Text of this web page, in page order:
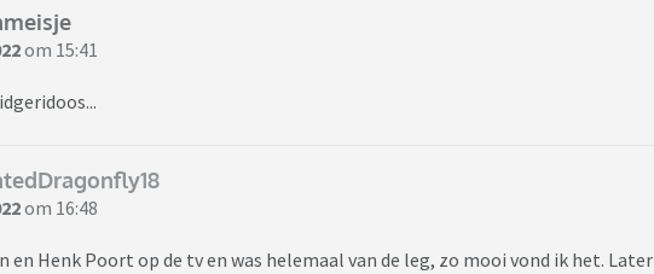
om 15:41
om 16:48
en Henk Poort op de tv en was helemaal van de leg, zo mooi vond ik het. Later